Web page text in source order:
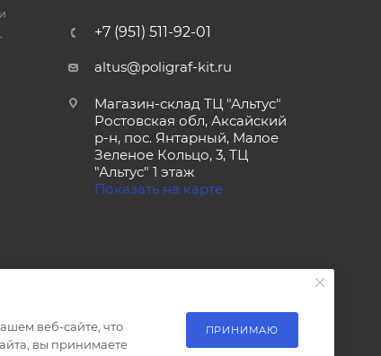
+7 (951) 511-92-01
altus@poligraf-kit.ru
Магазин-склад ТЦ "Альтус"
Ростовская обл, Аксайский
р-н, пос. Янтарный, Малое
Зеленое Кольцо, 3, ТЦ
"Альтус" 1 этаж
Показать на карте
веб-сайте, что
вы принимаете
ПРИНИМАЮ